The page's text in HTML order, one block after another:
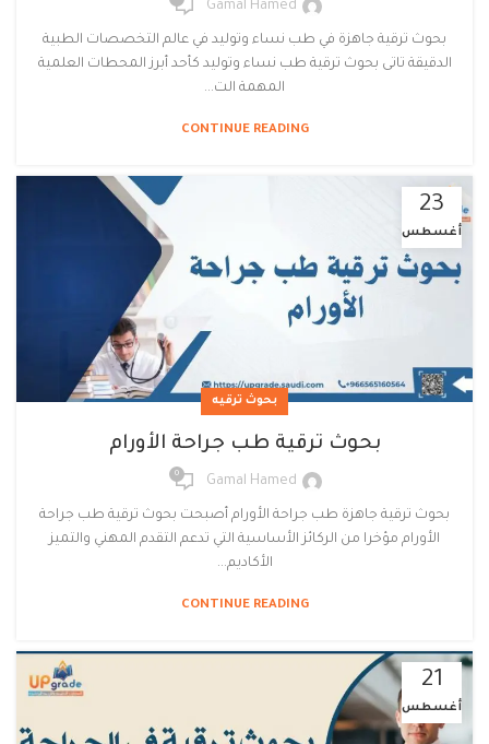
Gamal Hamed
بحوث ترقية جاهزة في طب نساء وتوليد في عالم التخصصات الطبية
الدقيقة تاتى بحوث ترقية طب نساء وتوليد كأحد أبرز المحطات العلمية
المهمة الت...
CONTINUE READING
23
أغسطس
بحوث ترقيه
بحوث ترقية طب جراحة الأورام
Gamal Hamed
0
بحوث ترقية جاهزة طب جراحة الأورام أصبحت بحوث ترقية طب جراحة
الأورام مؤخرا من الركائز الأساسية التي تدعم التقدم المهني والتميز
الأكاديم...
CONTINUE READING
21
أغسطس